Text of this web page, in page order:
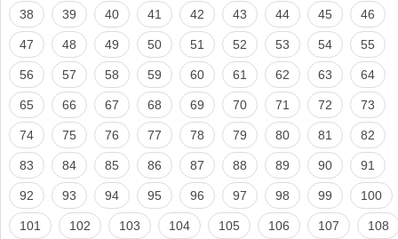
38 39 40 41 42 43 44 45 46
47 48 49 50 51 52 53 54 55
56 57 58 59 60 61 62 63 64
65 66 67 68 69 70 71 72 73
74 75 76 77 78 79 80 81 82
83 84 85 86 87 88 89 90 91
92 93 94 95 96 97 98 99 100
101 102 103 104 105 106 107 108